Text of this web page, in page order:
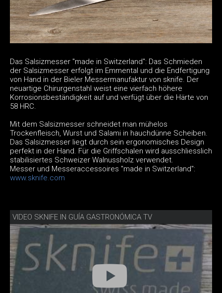
Das Salsizmesser "made in Switzerland": Das Schmieden
der Salsizmesser erfolgt im Emmental und die Endfertigung
von Hand in der Bieler Messermanufaktur von sknife. Der
neuartige Chirurgenstahl weist eine vierfach höhere
Korrosionsbeständigkeit auf und verfügt über die Härte von
58 HRC.
Mit dem Salsizmesser schneidet man mühelos
Trockenfleisch, Wurst und Salami in hauchdünne Scheiben.
Das Salsizmesser liegt durch sein ergonomisches Design
perfekt in der Hand. Für die Griffschalen wird ausschliesslich
stabilisiertes Schweizer Walnussholz verwendet.
Messer und Messeraccessoires "made in Switzerland":
www.sknife.com
VIDEO SKNIFE IN GUÍA GASTRONÓMICA TV